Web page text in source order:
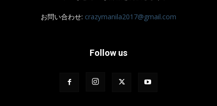
お問い合わせ: crazymanila2017@gmail.com
Follow us